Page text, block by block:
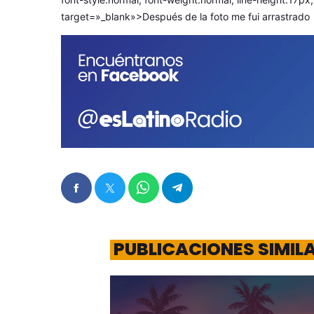
target=»_blank»>Después de la foto me fui arrastrado
PUBLICACIONES